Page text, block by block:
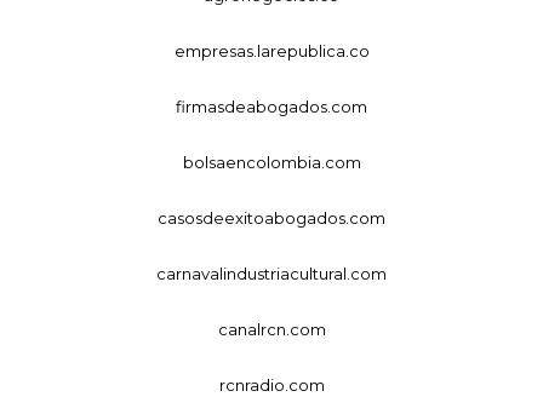
empresas.larepublica.co
firmasdeabogados.com
bolsaencolombia.com
casosdeexitoabogados.com
carnavalindustriacultural.com
canalrcn.com
rcnradio.com